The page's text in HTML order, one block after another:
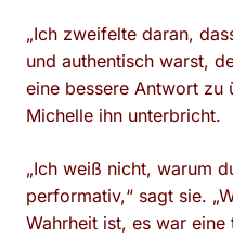
„Ich zweifelte daran,
und authentisch warst,
eine bessere Antwort
Michelle ihn unterbricht.
„Ich weiß nicht, warum
performativ,“ sagt sie.
Wahrheit ist, es war